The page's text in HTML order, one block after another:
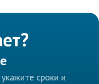
сроки и